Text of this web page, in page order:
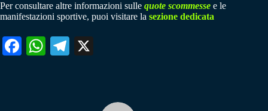
Per consultare altre informazioni sulle quote scommesse e le
manifestazioni sportive, puoi visitare la sezione dedicata
Fa W
Te